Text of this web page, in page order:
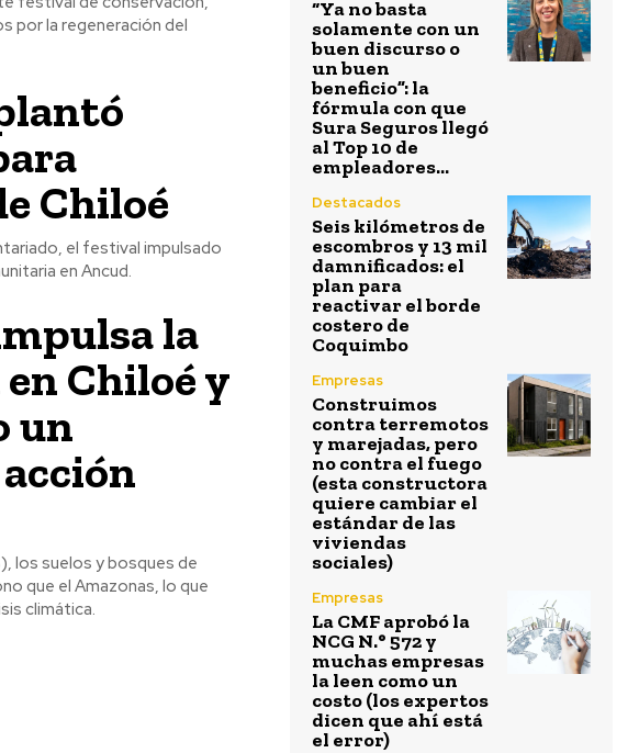
por la regeneración del
Chiloé
el festival impulsado
en Ancud.
la
Chiloé y
un
los suelos y bosques de
que el Amazonas, lo que
climática.
“Ya no basta
solamente con un
buen discurso o
un buen
beneficio”: la
fórmula con que
Sura Seguros llegó
al Top 10 de
empleadores...
Destacados
Seis kilómetros de
escombros y 13 mil
damnificados: el
plan para
reactivar el borde
costero de
Coquimbo
Empresas
Construimos
contra terremotos
y marejadas, pero
no contra el fuego
(esta constructora
quiere cambiar el
estándar de las
viviendas
sociales)
Empresas
La CMF aprobó la
NCG N.° 572 y
muchas empresas
la leen como un
costo (los expertos
dicen que ahí está
el error)